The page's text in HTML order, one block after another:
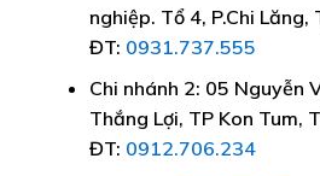
nghiệp. Tổ 4, P.Chi Lăng,
ĐT: 0931.737.555
Chi nhánh 2: 05 Nguyễn
Thắng Lợi, TP Kon Tum,
ĐT: 0912.706.234